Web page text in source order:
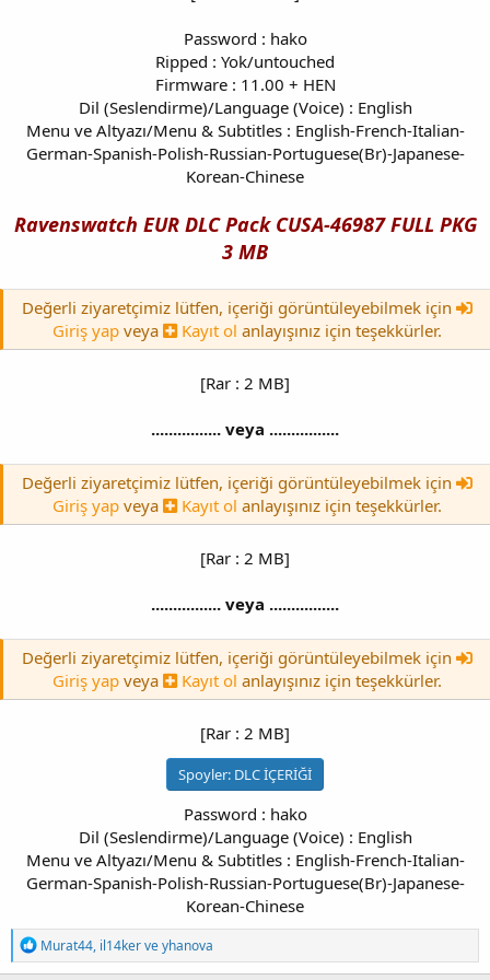
Password : hako
Ripped : Yok/untouched
Firmware : 11.00 + HEN
Dil (Seslendirme)/Language (Voice) : English
Menu ve Altyazı/Menu & Subtitles : English-French-Italian-
German-Spanish-Polish-Russian-Portuguese(Br)-Japanese-
Korean-Chinese
Ravenswatch EUR DLC Pack CUSA-46987 FULL PKG
3 MB
Değerli ziyaretçimiz lütfen, içeriği görüntüleyebilmek için
Giriş yap veya Kayıt ol anlayışınız için teşekkürler.
[Rar : 2 MB]
................ veya ................
Değerli ziyaretçimiz lütfen, içeriği görüntüleyebilmek için
Giriş yap veya Kayıt ol anlayışınız için teşekkürler.
[Rar : 2 MB]
................ veya ................
Değerli ziyaretçimiz lütfen, içeriği görüntüleyebilmek için
Giriş yap veya Kayıt ol anlayışınız için teşekkürler.
[Rar : 2 MB]
Spoyler: DLC İÇERİĞİ
Password : hako
Dil (Seslendirme)/Language (Voice) : English
Menu ve Altyazı/Menu & Subtitles : English-French-Italian-
German-Spanish-Polish-Russian-Portuguese(Br)-Japanese-
Korean-Chinese​
T
e
Murat44, il14kerveyhanova